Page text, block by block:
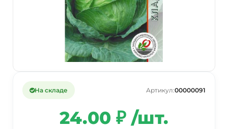
На складе Артикул:00000091
24.00 ₽ /шт.